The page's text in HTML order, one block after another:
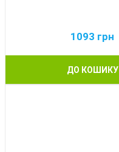
1093 грн
ДО КОШИКУ